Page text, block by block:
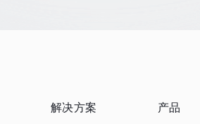
解决方案 产品